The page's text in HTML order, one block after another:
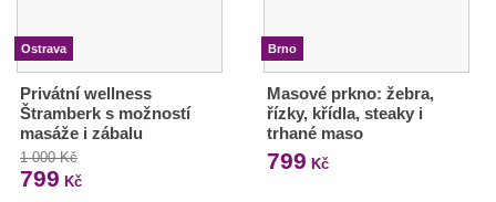
Ostrava
Privátní wellness
Štramberk s možností
masáže i zábalu
1 000 Kč
799 Kč
Brno
Masové prkno: žebra,
řízky, křídla, steaky i
trhané maso
799 Kč